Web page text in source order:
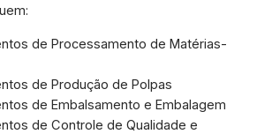
de Processamento de Matérias-
de Produção de Polpas
de Embalsamento e Embalagem
de Controle de Qualidade e